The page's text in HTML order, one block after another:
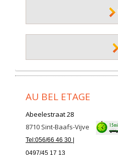
AU BEL ETAGE
Abeelestraat 28
8710 Sint-Baafs-Vijve
Tel:056/66 46 30 |
0497/45 17 13